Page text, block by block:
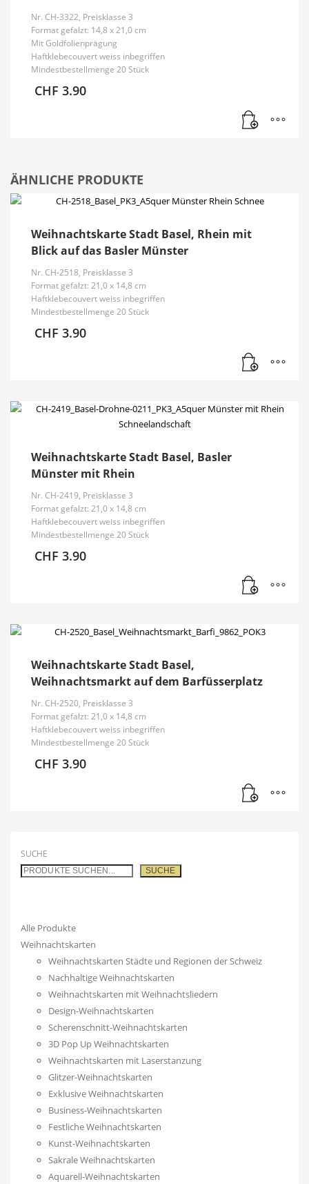
Nr. CH-3322, Preisklasse 3
Format gefalzt: 14,8 x 21,0 cm
Mit Goldfolienprägung
Haftklebecouvert weiss inbegriffen
Mindestbestellmenge 20 Stück
CHF 3.90
ÄHNLICHE PRODUKTE
Weihnachtskarte Stadt Basel, Rhein mit
Blick auf das Basler Münster
Nr. CH-2518, Preisklasse 3
Format gefalzt: 21,0 x 14,8 cm
Haftklebecouvert weiss inbegriffen
Mindestbestellmenge 20 Stück
CHF 3.90
Weihnachtskarte Stadt Basel, Basler
Münster mit Rhein
Nr. CH-2419, Preisklasse 3
Format gefalzt: 21,0 x 14,8 cm
Haftklebecouvert weiss inbegriffen
Mindestbestellmenge 20 Stück
CHF 3.90
Weihnachtskarte Stadt Basel,
Weihnachtsmarkt auf dem Barfüsserplatz
Nr. CH-2520, Preisklasse 3
Format gefalzt: 21,0 x 14,8 cm
Haftklebecouvert weiss inbegriffen
Mindestbestellmenge 20 Stück
CHF 3.90
SUCHE
SUCHE
Alle Produkte
Weihnachtskarten
Weihnachtskarten Städte und Regionen der Schweiz
Nachhaltige Weihnachtskarten
Weihnachtskarten mit Weihnachtsliedern
Design-Weihnachtskarten
Scherenschnitt-Weihnachtskarten
3D Pop Up Weihnachtskarten
Weihnachtskarten mit Laserstanzung
Glitzer-Weihnachtskarten
Exklusive Weihnachtskarten
Business-Weihnachtskarten
Festliche Weihnachtskarten
Kunst-Weihnachtskarten
Sakrale Weihnachtskarten
Aquarell-Weihnachtskarten